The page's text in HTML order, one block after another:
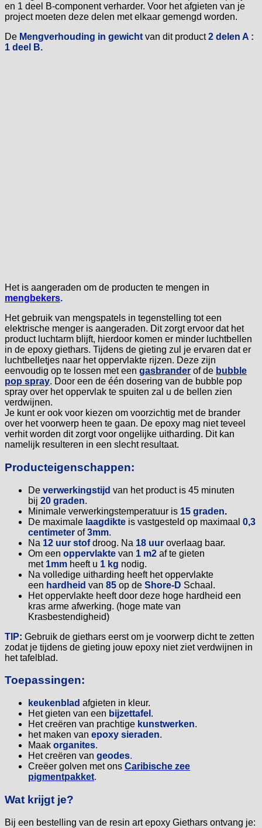
en 1 deel B-component verharder. Voor het afgieten van je
project moeten deze delen met elkaar gemengd worden.
De Mengverhouding in gewicht van dit product2 delen A :
1 deel B.
Het is aangeraden om de producten te mengen in
mengbekers.
Het gebruik van mengspatels in tegenstelling tot een
elektrische menger is aangeraden. Dit zorgt ervoor dat het
product luchtarm blijft, hierdoor komen er minder luchtbellen
in de epoxy giethars. Tijdens de gieting zul je ervaren dat er
luchtbelletjes naar het oppervlakte rijzen. Deze zijn
eenvoudig op te lossen met een gasbrander of de bubble
pop spray. Door een de één dosering van de bubble pop
spray over het oppervlak te spuiten zal u de bellen zien
verdwijnen.
Je kunt er ook voor kiezen om voorzichtig met de brander
over het voorwerp heen te gaan. De epoxy mag niet teveel
verhit worden dit zorgt voor ongelijke uitharding. Dit kan
namelijk resulteren in een slecht resultaat.
Producteigenschappen:
De verwerkingstijd van het product is 45 minuten
bij 20 graden.
Minimale verwerkingstemperatuur is 15 graden.
De maximale laagdikte is vastgesteld op maximaal 0,3
centimeter of3mm.
Na 12 uur stofdroog. Na 18 uur overlaag baar.
Om een oppervlakte van 1 m2 af te gieten
met 1mm heeft u 1 kg nodig.
Na volledige uitharding heeft het oppervlakte
een hardheid van 85 op de Shore-D Schaal.
Het oppervlakte heeft door deze hoge hardheid een
kras arme afwerking. (hoge mate van
Krasbestendigheid)
TIP: Gebruik de giethars eerst om je voorwerp dicht te zetten
zodat je tijdens de gieting jouw epoxy niet ziet verdwijnen in
het tafelblad.
Toepassingen:
keukenblad afgieten in kleur.
Het gieten van een bijzettafel .
Het creëren van prachtige kunstwerken.
het maken van epoxy sieraden.
Maak organites.
Het creëren van geodes.
Creëer golven met ons Caribische zee
pigmentpakket.
Wat krijgt je?
Bij een bestelling van de resin art epoxy Giethars ontvang je: